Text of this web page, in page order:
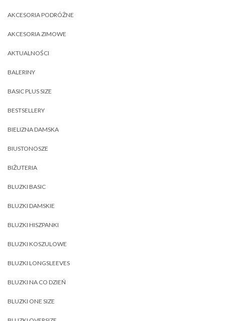
AKCESORIA PODRÓŻNE
AKCESORIA ZIMOWE
AKTUALNOŚCI
BALERINY
BASIC PLUS SIZE
BESTSELLERY
BIELIZNA DAMSKA
BIUSTONOSZE
BIŻUTERIA
BLUZKI BASIC
BLUZKI DAMSKIE
BLUZKI HISZPANKI
BLUZKI KOSZULOWE
BLUZKI LONGSLEEVES
BLUZKI NA CO DZIEŃ
BLUZKI ONE SIZE